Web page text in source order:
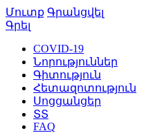
Մուտք Գրանցվել
Գրել
COVID-19
Նորություններ
Գիտություն
Հետազոտություն
Սոցցանցեր
ՏՏ
FAQ